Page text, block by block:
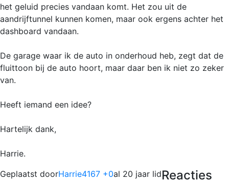
het geluid precies vandaan komt. Het zou uit de
aandrijftunnel kunnen komen, maar ook ergens achter het
dashboard vandaan.
De garage waar ik de auto in onderhoud heb, zegt dat de
fluittoon bij de auto hoort, maar daar ben ik niet zo zeker
van.
Heeft iemand een idee?
Hartelijk dank,
Harrie.
Geplaatst doorHarrie4167 +0al 20 jaar lidReacties